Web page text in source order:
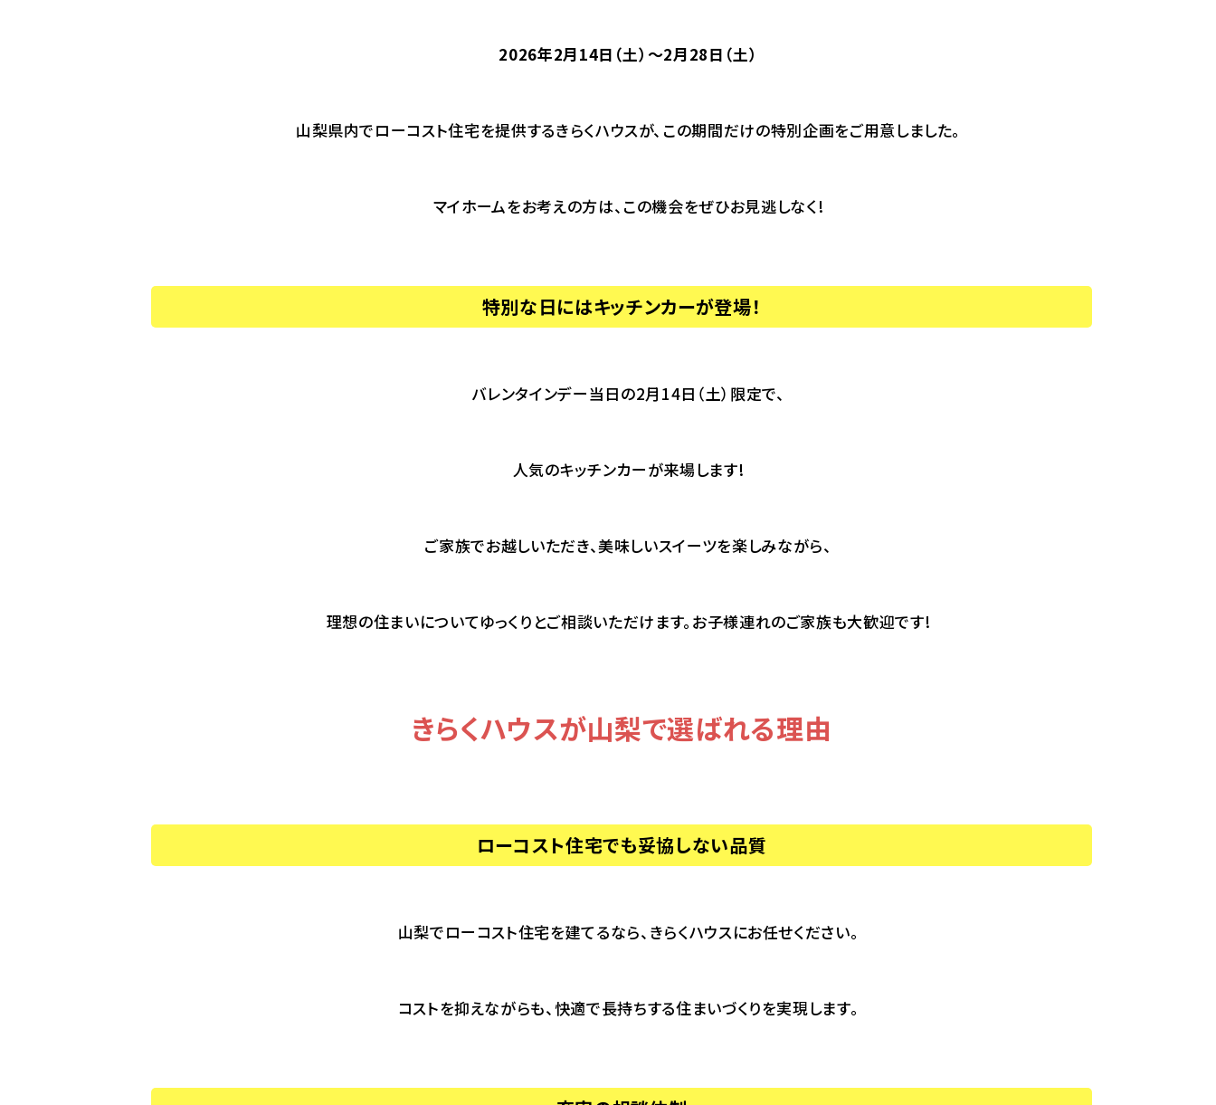
2026年2月14日（土）～2月28日（土）
山梨県内でローコスト住宅を提供するきらくハウスが、この期間だけの特別企画をご用意しました。
マイホームをお考えの方は、この機会をぜひお見逃しなく!
特別な日にはキッチンカーが登場！
バレンタインデー当日の2月14日（土）限定で、
人気のキッチンカーが来場します!
ご家族でお越しいただき、美味しいスイーツを楽しみながら、
理想の住まいについてゆっくりとご相談いただけます。お子様連れのご家族も大歓迎です!
きらくハウスが山梨で選ばれる理由
ローコスト住宅でも妥協しない品質
山梨でローコスト住宅を建てるなら、きらくハウスにお任せください。
コストを抑えながらも、快適で長持ちする住まいづくりを実現します。